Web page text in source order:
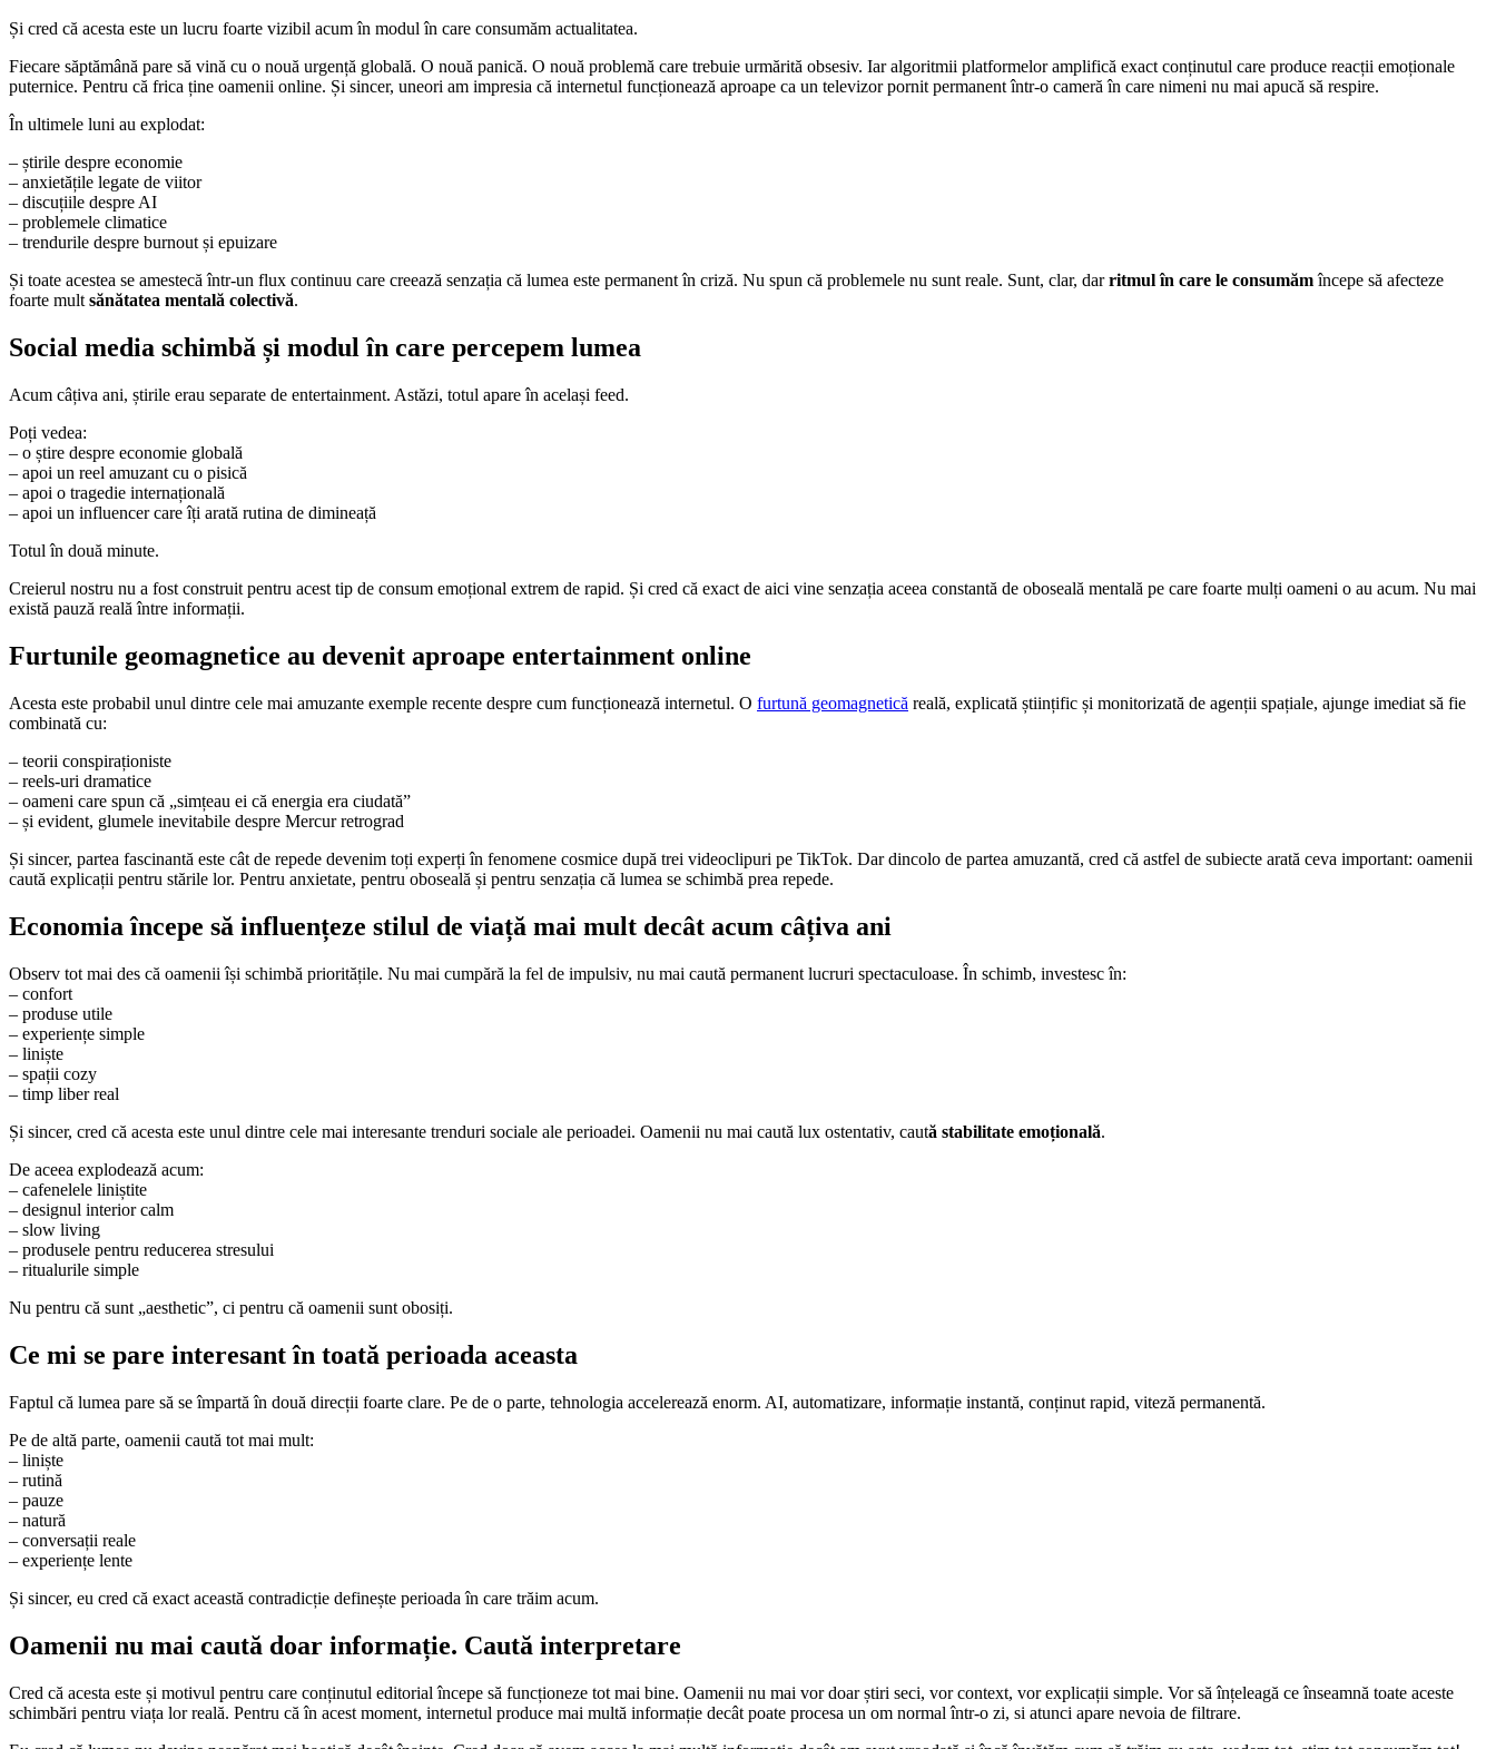
Și cred că acesta este un lucru foarte vizibil acum în modul în care consumăm actualitatea.
Fiecare săptămână pare să vină cu o nouă urgență globală. O nouă panică. O nouă problemă care trebuie urmărită obsesiv. Iar algoritmii platformelor amplifică exact conținutul care produce reacții emoționale
puternice. Pentru că frica ține oamenii online. Și sincer, uneori am impresia că internetul funcționează aproape ca un televizor pornit permanent într-o cameră în care nimeni nu mai apucă să respire.
În ultimele luni au explodat:
– știrile despre economie
– anxietățile legate de viitor
– discuțiile despre AI
– problemele climatice
– trendurile despre burnout și epuizare
Și toate acestea se amestecă într-un flux continuu care creează senzația că lumea este permanent în criză. Nu spun că problemele nu sunt reale. Sunt, clar, darritmul în care le consumămîncepe să afecteze
foarte multsănătatea mentală colectivă.
Social media schimbă și modul în care percepem lumea
Acum câțiva ani, știrile erau separate de entertainment. Astăzi, totul apare în același feed.
Poți vedea:
– o știre despre economie globală
– apoi un reel amuzant cu o pisică
– apoi o tragedie internațională
– apoi un influencer care îți arată rutina de dimineață
Totul în două minute.
Creierul nostru nu a fost construit pentru acest tip de consum emoțional extrem de rapid. Și cred că exact de aici vine senzația aceea constantă de oboseală mentală pe care foarte mulți oameni o au acum. Nu mai
există pauză reală între informații.
Furtunile geomagnetice au devenit aproape entertainment online
Acesta este probabil unul dintre cele mai amuzante exemple recente despre cum funcționează internetul. O furtună geomagnetică reală, explicată științific și monitorizată de agenții spațiale, ajunge imediat să fie
combinată cu:
– teorii conspiraționiste
– reels-uri dramatice
– oameni care spun că „simțeau ei că energia era ciudată”
– și evident, glumele inevitabile despre Mercur retrograd
Și sincer, partea fascinantă este cât de repede devenim toți experți în fenomene cosmice după trei videoclipuri pe TikTok. Dar dincolo de partea amuzantă, cred că astfel de subiecte arată ceva important: oamenii
caută explicații pentru stările lor. Pentru anxietate, pentru oboseală și pentru senzația că lumea se schimbă prea repede.
Economia începe să influențeze stilul de viață mai mult decât acum câțiva ani
Observ tot mai des că oamenii își schimbă prioritățile. Nu mai cumpără la fel de impulsiv, nu mai caută permanent lucruri spectaculoase. În schimb, investesc în:
– confort
– produse utile
– experiențe simple
– liniște
– spații cozy
– timp liber real
Și sincer, cred că acesta este unul dintre cele mai interesante trenduri sociale ale perioadei. Oamenii nu mai caută lux ostentativ, caută stabilitate emoțională.
De aceea explodează acum:
– cafenelele liniștite
– designul interior calm
– slow living
– produsele pentru reducerea stresului
– ritualurile simple
Nu pentru că sunt „aesthetic”, ci pentru că oamenii sunt obosiți.
Ce mi se pare interesant în toată perioada aceasta
Faptul că lumea pare să se împartă în două direcții foarte clare. Pe de o parte, tehnologia accelerează enorm. AI, automatizare, informație instantă, conținut rapid, viteză permanentă.
Pe de altă parte, oamenii caută tot mai mult:
– liniște
– rutină
– pauze
– natură
– conversații reale
– experiențe lente
Și sincer, eu cred că exact această contradicție definește perioada în care trăim acum.
Oamenii nu mai caută doar informație. Caută interpretare
Cred că acesta este și motivul pentru care conținutul editorial începe să funcționeze tot mai bine. Oamenii nu mai vor doar știri seci, vor context, vor explicații simple. Vor să înțeleagă ce înseamnă toate aceste
schimbări pentru viața lor reală. Pentru că în acest moment, internetul produce mai multă informație decât poate procesa un om normal într-o zi, si atunci apare nevoia de filtrare.